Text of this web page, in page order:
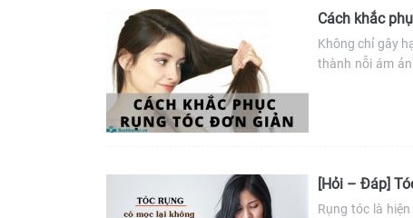
Cách khắc
Không chỉ gây
thành nỗi ám
[Hỏi – Đáp]
Rụng tóc là